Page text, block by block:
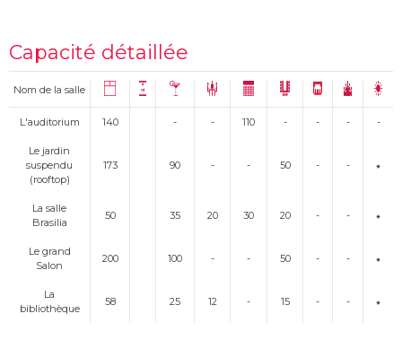
Capacité détaillée
Nom de la salle
L'auditorium 140 - - 110 - - - -
Le jardin
suspendu
(rooftop)
173 90 - - 50 - -
La salle
Brasilia
50 35 20 30 20 - -
Le grand
Salon
200 100 - - 50 - -
La
bibliothèque
58 25 12 - 15 - -